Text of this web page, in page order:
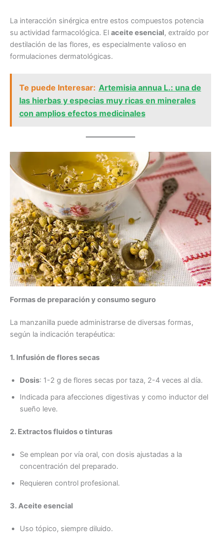
La interacción sinérgica entre estos compuestos potencia
su actividad farmacológica. El aceite esencial, extraído por
destilación de las flores, es especialmente valioso en
formulaciones dermatológicas.
Te puede Interesar: Artemisia annua L.: una de
las hierbas y especias muy ricas en minerales
con amplios efectos medicinales
Formas de preparación y consumo seguro
La manzanilla puede administrarse de diversas formas,
según la indicación terapéutica:
1. Infusión de flores secas
Dosis: 1-2 g de flores secas por taza, 2-4 veces al día.
Indicada para afecciones digestivas y como inductor del
sueño leve.
2. Extractos fluidos o tinturas
Se emplean por vía oral, con dosis ajustadas a la
concentración del preparado.
Requieren control profesional.
3. Aceite esencial
Uso tópico, siempre diluido.